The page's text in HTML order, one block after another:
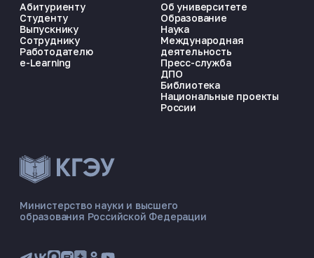
ЭНЕРГОКОД — ПОМОЩНИК КГЭУ
📋 Приёмная комиссия
🏠 Общежитие
Министерство науки и высшего
образования Российской Федерации
Абитуриенту
Студенту
Выпускнику
Сотруднику
Работодателю
e-Learning
Об университете
Образование
Наука
Международная
деятельность
Пресс-служба
ДПО
Библиотека
Национальные проекты
России